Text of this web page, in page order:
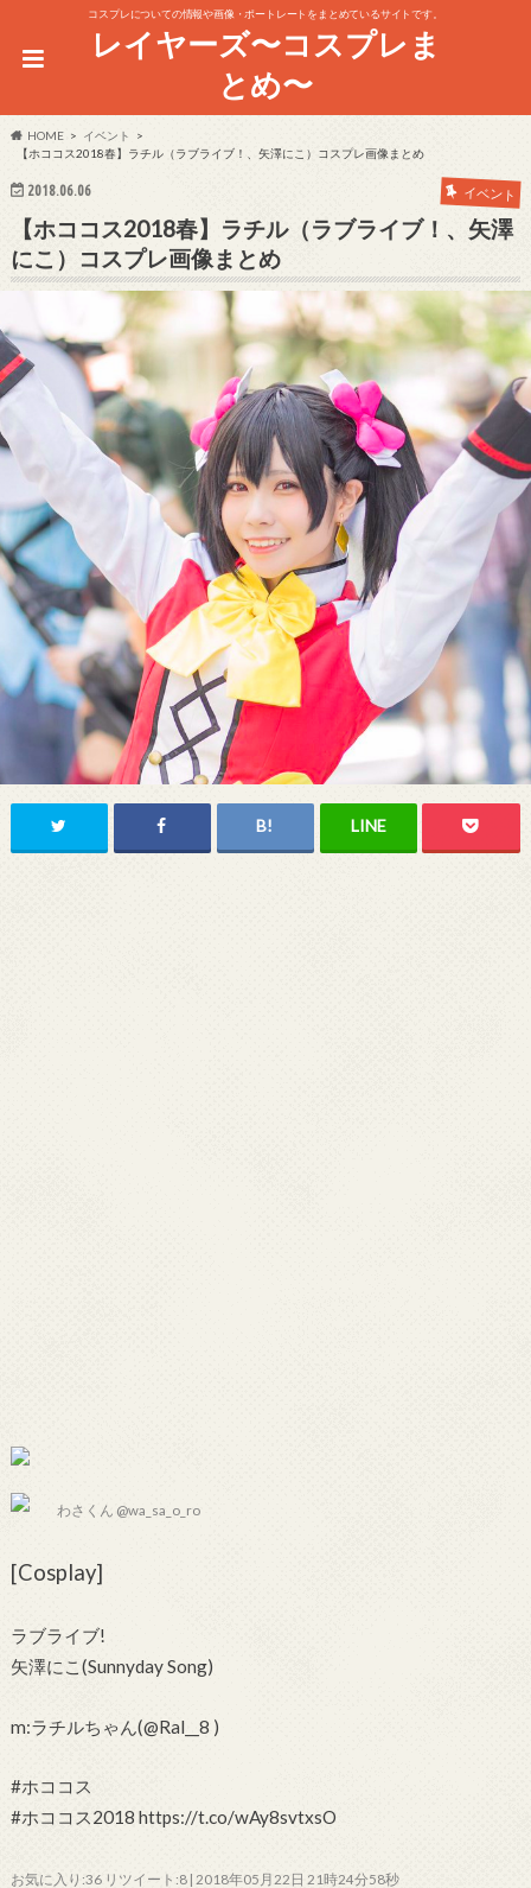
コスプレについての情報や画像・ポートレートをまとめているサイトです。
レイヤーズ〜コスプレま
とめ〜
HOME
イベント
【ホココス2018春】ラチル（ラブライブ！、矢澤にこ）コスプレ画像まとめ
2018.06.06 イベント
【ホココス2018春】ラチル（ラブライブ！、矢澤
にこ）コスプレ画像まとめ
わさくん @wa_sa_o_ro
[Cosplay]
ラブライブ!
矢澤にこ(Sunnyday Song)
m:ラチルちゃん(@Ral__8 )
#ホココス
#ホココス2018 https://t.co/wAy8svtxsO
お気に入り:36 リツイート:8 | 2018年05月22日 21時24分58秒